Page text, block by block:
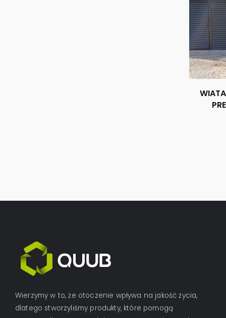
Wierzymy w to, że otoczenie wpływa na jakość życia,
dlatego stworzyliśmy produkty, które pomogą